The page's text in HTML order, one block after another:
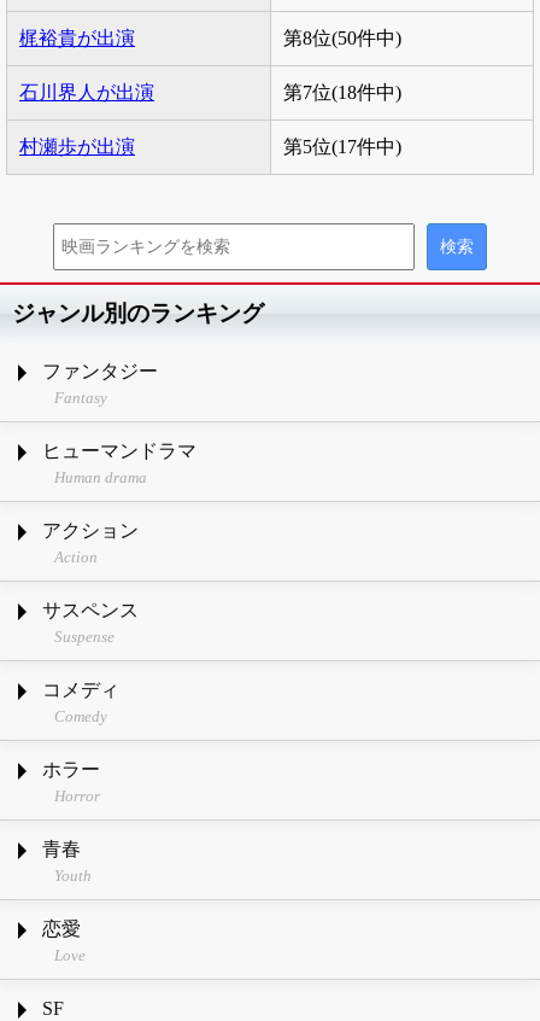
梶裕貴が出演 第8位(50件中)
石川界人が出演 第7位(18件中)
村瀬歩が出演 第5位(17件中)
ジャンル別のランキング
ファンタジー
Fantasy
ヒューマンドラマ
Human drama
アクション
Action
サスペンス
Suspense
コメディ
Comedy
ホラー
Horror
青春
Youth
恋愛
Love
SF